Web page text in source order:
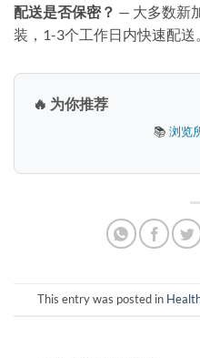
配送是否保密？ — 大多数新
装，1-3个工作日内快速配送
🔥 为你推荐
📚 浏览
This entry was posted in